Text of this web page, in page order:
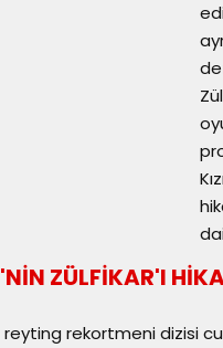
ZÜLFİKAR'I
reyting rekortmeni dizisi